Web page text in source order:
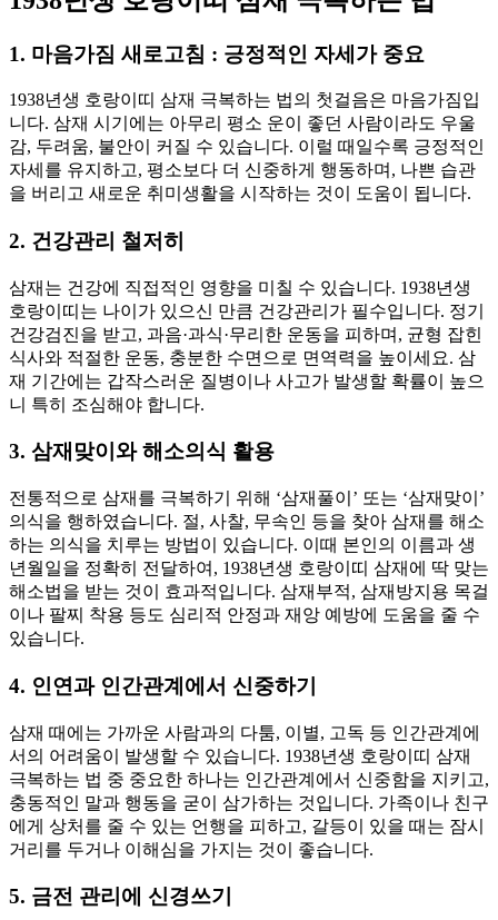
1. 마음가짐 새로고침 : 긍정적인 자세가 중요
1938년생 호랑이띠 삼재 극복하는 법의 첫걸음은 마음가짐입
니다. 삼재 시기에는 아무리 평소 운이 좋던 사람이라도 우울
감, 두려움, 불안이 커질 수 있습니다. 이럴 때일수록 긍정적인
자세를 유지하고, 평소보다 더 신중하게 행동하며, 나쁜 습관
을 버리고 새로운 취미생활을 시작하는 것이 도움이 됩니다.
2. 건강관리 철저히
삼재는 건강에 직접적인 영향을 미칠 수 있습니다. 1938년생
호랑이띠는 나이가 있으신 만큼 건강관리가 필수입니다. 정기
건강검진을 받고, 과음·과식·무리한 운동을 피하며, 균형 잡힌
식사와 적절한 운동, 충분한 수면으로 면역력을 높이세요. 삼
재 기간에는 갑작스러운 질병이나 사고가 발생할 확률이 높으
니 특히 조심해야 합니다.
3. 삼재맞이와 해소의식 활용
전통적으로 삼재를 극복하기 위해 ‘삼재풀이’ 또는 ‘삼재맞이’
의식을 행하였습니다. 절, 사찰, 무속인 등을 찾아 삼재를 해소
하는 의식을 치루는 방법이 있습니다. 이때 본인의 이름과 생
년월일을 정확히 전달하여, 1938년생 호랑이띠 삼재에 딱 맞는
해소법을 받는 것이 효과적입니다. 삼재부적, 삼재방지용 목걸
이나 팔찌 착용 등도 심리적 안정과 재앙 예방에 도움을 줄 수
있습니다.
4. 인연과 인간관계에서 신중하기
삼재 때에는 가까운 사람과의 다툼, 이별, 고독 등 인간관계에
서의 어려움이 발생할 수 있습니다. 1938년생 호랑이띠 삼재
극복하는 법 중 중요한 하나는 인간관계에서 신중함을 지키고,
충동적인 말과 행동을 굳이 삼가하는 것입니다. 가족이나 친구
에게 상처를 줄 수 있는 언행을 피하고, 갈등이 있을 때는 잠시
거리를 두거나 이해심을 가지는 것이 좋습니다.
5. 금전 관리에 신경쓰기